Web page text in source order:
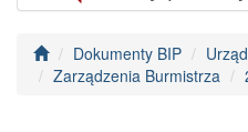
Dokumenty BIP
Zarządzenia Burmistrza